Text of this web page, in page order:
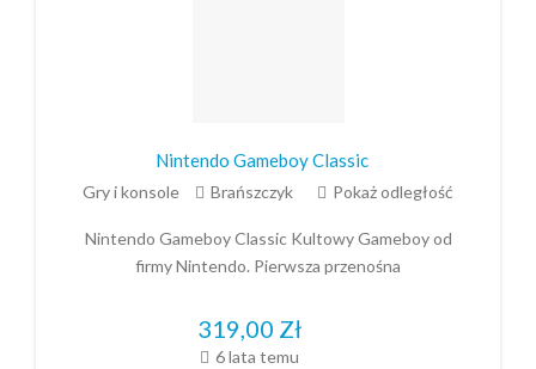
Nintendo Gameboy Classic
Gry i konsole Brańszczyk Pokaż odległość
Nintendo Gameboy Classic Kultowy Gameboy od
firmy Nintendo. Pierwsza przenośna
319,00 Zł
6 lata temu